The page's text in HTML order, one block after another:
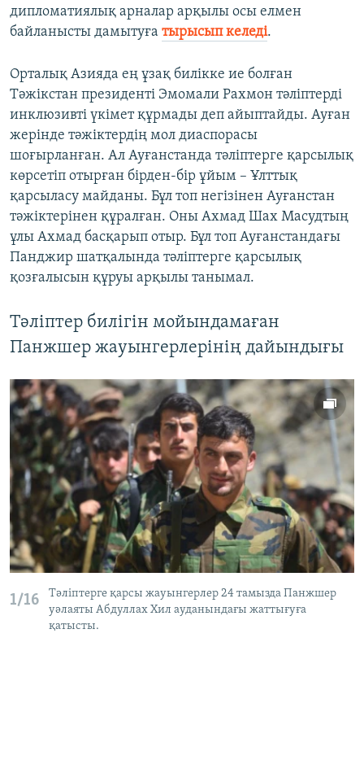
дипломатиялық арналар арқылы осы елмен
байланысты дамытуға тырысып келеді.
Орталық Азияда ең ұзақ билікке ие болған
Тәжікстан президенті Эмомали Рахмон тәліптерді
инклюзивті үкімет құрмады деп айыптайды. Ауған
жерінде тәжіктердің мол диаспорасы
шоғырланған. Ал Ауғанстанда тәліптерге қарсылық
көрсетіп отырған бірден-бір ұйым – Ұлттық
қарсыласу майданы. Бұл топ негізінен Ауғанстан
тәжіктерінен құралған. Оны Ахмад Шах Масудтың
ұлы Ахмад басқарып отыр. Бұл топ Ауғанстандағы
Панджир шатқалында тәліптерге қарсылық
қозғалысын құруы арқылы танымал.
Тәліптер билігін мойындамаған
Панжшер жауынгерлерінің дайындығы
1/16
Тәліптерге қарсы жауынгерлер 24 тамызда Панжшер
уәлаяты Абдуллах Хил ауданындағы жаттығуға
қатысты.